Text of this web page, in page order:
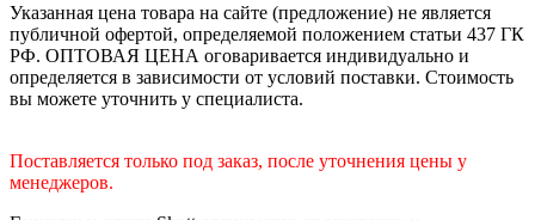
Указанная цена товара на сайте (предложение) не является
публичной офертой, определяемой положением статьи 437 ГК
РФ. ОПТОВАЯ ЦЕНА оговаривается индивидуально и
определяется в зависимости от условий поставки. Стоимость
вы можете уточнить у специалиста.
Поставляется только под заказ, после уточнения цены у
менеджеров.